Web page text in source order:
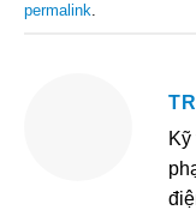
permalink.